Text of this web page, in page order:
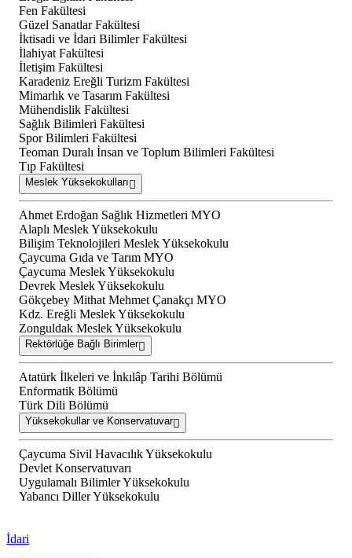
Fen Fakültesi
Güzel Sanatlar Fakültesi
İktisadi ve İdari Bilimler Fakültesi
İlahiyat Fakültesi
İletişim Fakültesi
Karadeniz Ereğli Turizm Fakültesi
Mimarlık ve Tasarım Fakültesi
Mühendislik Fakültesi
Sağlık Bilimleri Fakültesi
Spor Bilimleri Fakültesi
Teoman Duralı İnsan ve Toplum Bilimleri Fakültesi
Tıp Fakültesi
Meslek Yüksekokulları
Ahmet Erdoğan Sağlık Hizmetleri MYO
Alaplı Meslek Yüksekokulu
Bilişim Teknolojileri Meslek Yüksekokulu
Çaycuma Gıda ve Tarım MYO
Çaycuma Meslek Yüksekokulu
Devrek Meslek Yüksekokulu
Gökçebey Mithat Mehmet Çanakçı MYO
Kdz. Ereğli Meslek Yüksekokulu
Zonguldak Meslek Yüksekokulu
Rektörlüğe Bağlı Birimler
Atatürk İlkeleri ve İnkılâp Tarihi Bölümü
Enformatik Bölümü
Türk Dili Bölümü
Yüksekokullar ve Konservatuvar
Çaycuma Sivil Havacılık Yüksekokulu
Devlet Konservatuvarı
Uygulamalı Bilimler Yüksekokulu
Yabancı Diller Yüksekokulu
İdari